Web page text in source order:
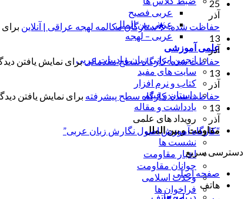
عربی فصیح
عربی بین الملل
عربی – لهجه
علمی آموزشی
انجمن ایرانی زبان و ادبیات عربی
سایت های مفید
کتاب و نرم افزار
داستان و فیلم
یادداشت و مقاله
رویداد های علمی
مقاومت و بین الملل
نشست ها
اخبار مقاومت
جوانان مقاومت
وحدت اسلامی
فراخوان ها
25
آذر
حفاظت شده: 🌟ستارگان مکالمه لهجه عراقی | آنلاین برای
13
آذر
حفاظت شده: کارگاه سطح مقدماتیبرای نمایش یافتن
13
آذر
حفاظت شده: کارگاه سطح پیشرفته برای نمایش یافتن
13
آذر
“کارگاه آموزش اصول نگارش زبان عربی”
دسترسی سریع
صفحه اصلی
هاتف
درباره هاتف